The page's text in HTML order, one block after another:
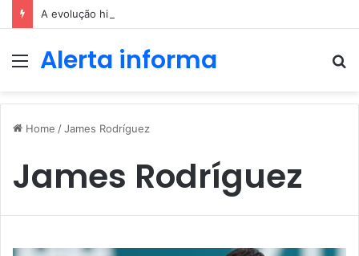
A evolução histórica das apostas ao longo dos séculos
MenuAlerta informa
Home /James Rodríguez
James Rodríguez